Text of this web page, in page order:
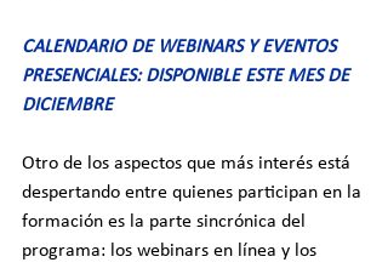
CALENDARIO DE WEBINARS Y EVENTOS
PRESENCIALES: DISPONIBLE ESTE MES DE
DICIEMBRE
Otro de los aspectos que más interés está
despertando entre quienes participan en la
formación es la parte sincrónica del
programa: los webinars en línea y los